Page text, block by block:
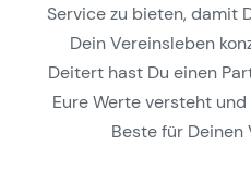
Service zu bieten, damit
Dein Vereinsleben
Deitert hast Du einen
Eure Werte versteht
Beste für Deinen